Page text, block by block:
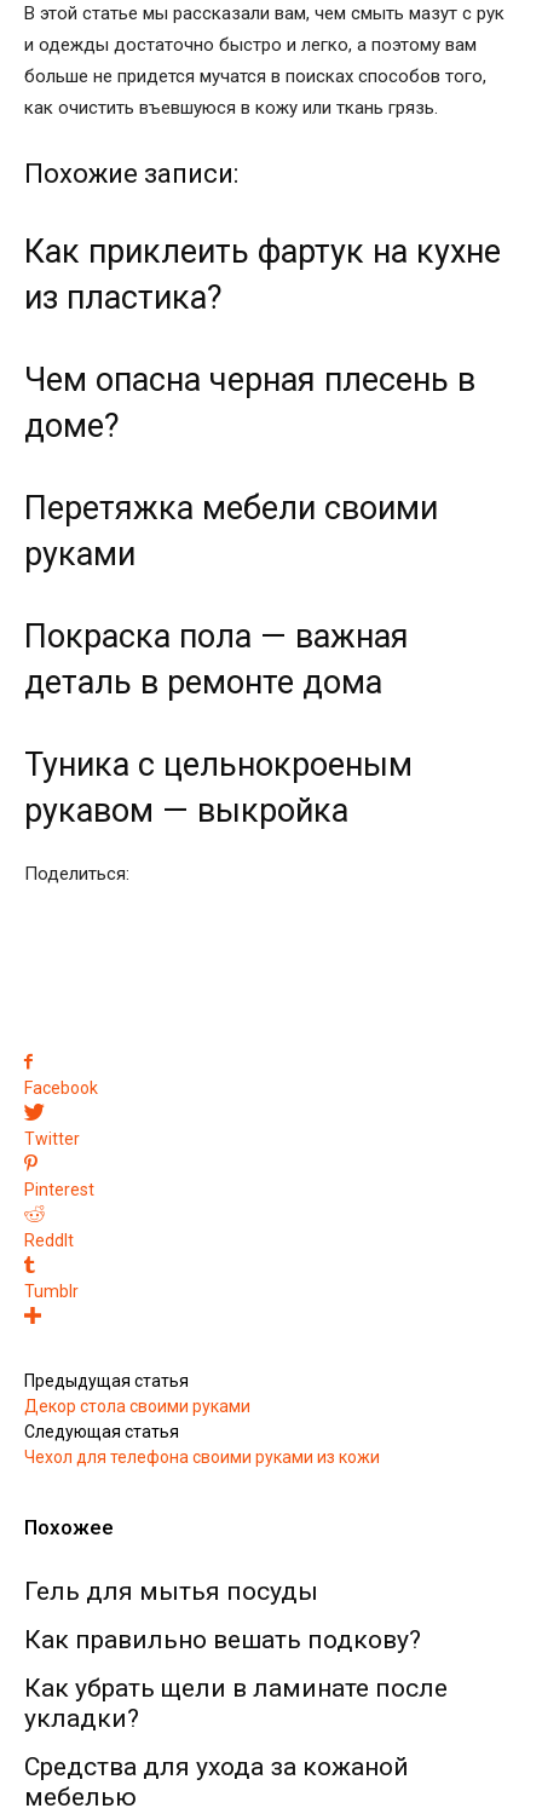
В этой статье мы рассказали вам, чем смыть мазут с рук
и одежды достаточно быстро и легко, а поэтому вам
больше не придется мучатся в поисках способов того,
как очистить въевшуюся в кожу или ткань грязь.
Похожие записи:
Как приклеить фартук на кухне
из пластика?
Чем опасна черная плесень в
доме?
Перетяжка мебели своими
руками
Покраска пола — важная
деталь в ремонте дома
Туника с цельнокроеным
рукавом — выкройка
Поделиться:
Facebook
Twitter
Pinterest
ReddIt
Tumblr
Предыдущая статья
Декор стола своими руками
Следующая статья
Чехол для телефона своими руками из кожи
Похожее
Гель для мытья посуды
Как правильно вешать подкову?
Как убрать щели в ламинате после
укладки?
Средства для ухода за кожаной
мебелью